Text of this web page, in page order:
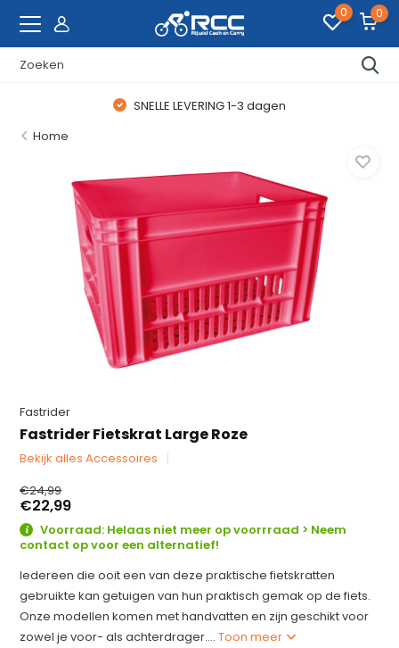
0 0
SNELLE LEVERING 1-3 dagen
Home
Fastrider
Fastrider Fietskrat Large Roze
Bekijk alles Accessoires
€24,99
€22,99
Voorraad: Helaas niet meer op voorrraad > Neem
contact op voor een alternatief!
Iedereen die ooit een van deze praktische fietskratten
gebruikte kan getuigen van hun praktisch gemak op de fiets.
Onze modellen komen met handvatten en zijn geschikt voor
zowel je voor- als achterdrager....Toon meer